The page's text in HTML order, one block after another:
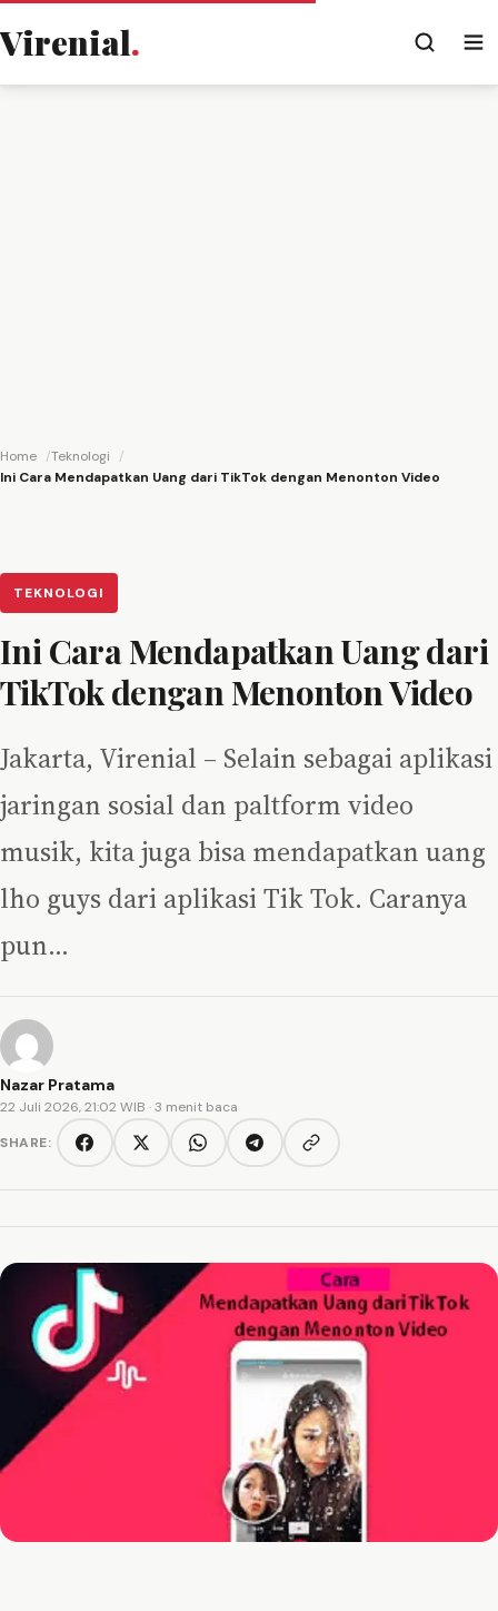
Virenial.
Home
Teknologi
Ini Cara Mendapatkan Uang dari TikTok dengan Menonton Video
TEKNOLOGI
Ini Cara Mendapatkan Uang dari
TikTok dengan Menonton Video
Jakarta, Virenial – Selain sebagai aplikasi
jaringan sosial dan paltform video
musik, kita juga bisa mendapatkan uang
lho guys dari aplikasi Tik Tok. Caranya
pun…
Nazar Pratama
22 Juli 2026, 21:02 WIB · 3 menit baca
SHARE:
FacebookTwitter/XWhatsAppTelegramCopy link